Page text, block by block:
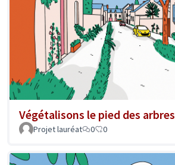
Végétalisons le pied des arbres
Projet lauréat 0 0